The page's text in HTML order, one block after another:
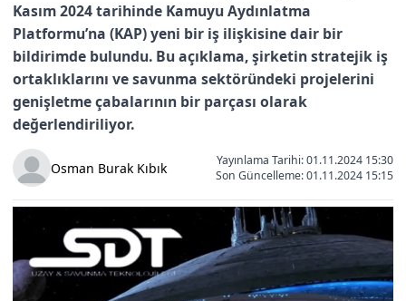
Kasım 2024 tarihinde Kamuyu Aydınlatma
Platformu’na (KAP) yeni bir iş ilişkisine dair bir
bildirimde bulundu. Bu açıklama, şirketin stratejik iş
ortaklıklarını ve savunma sektöründeki projelerini
genişletme çabalarının bir parçası olarak
değerlendiriliyor.
Osman Burak Kıbık
Yayınlama Tarihi: 01.11.2024 15:30
Son Güncelleme:01.11.2024 15:15